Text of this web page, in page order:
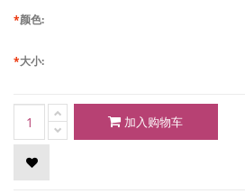
*颜色:
*大小:
加入购物车